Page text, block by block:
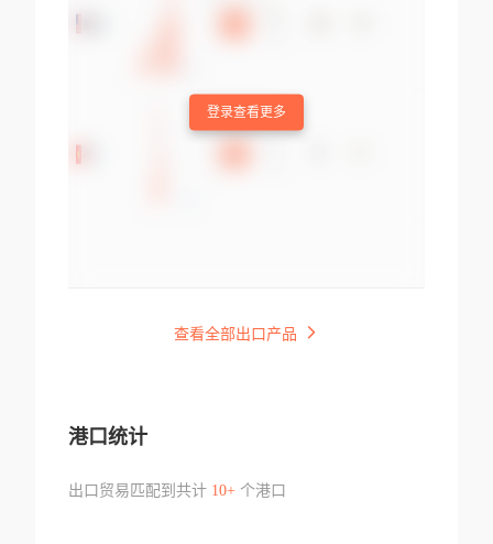
登录查看更多
查看全部出口产品
港口统计
出口贸易匹配到共计 10+个港口